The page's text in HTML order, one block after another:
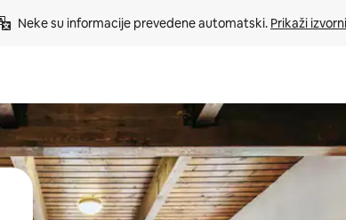
Neke su informacije prevedene automatski. Prikaži